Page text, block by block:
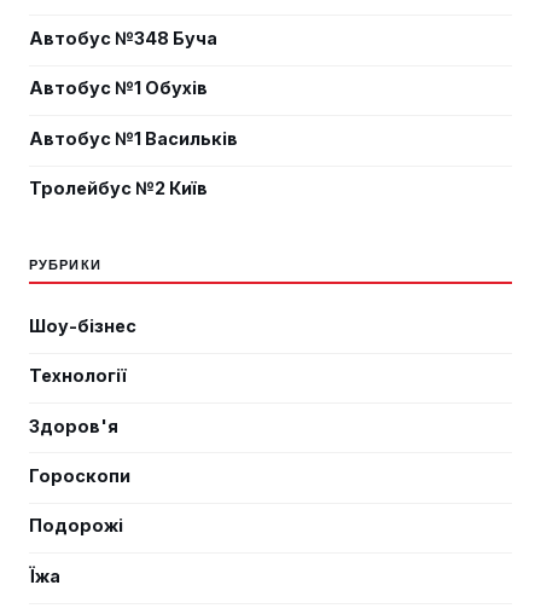
Автобус №348 Буча
Автобус №1 Обухів
Автобус №1 Васильків
Тролейбус №2 Київ
РУБРИКИ
Шоу-бізнес
Технології
Здоров'я
Гороскопи
Подорожі
Їжа